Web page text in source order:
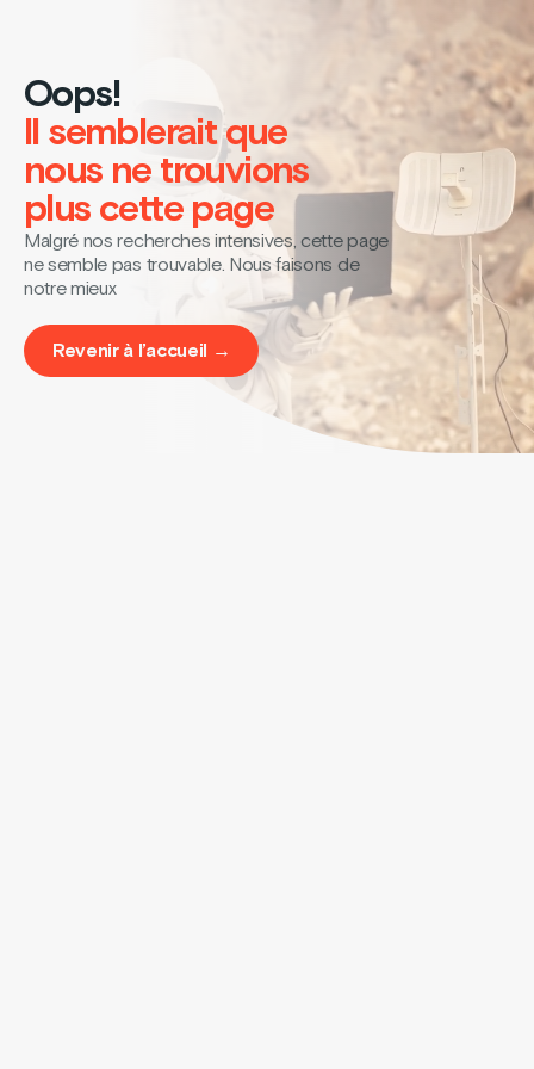
Oops!
Il semblerait que
nous ne trouvions
plus cette page
Malgré nos recherches intensives, cette page
ne semble pas trouvable. Nous faisons de
notre mieux
Revenir à l’accueil →